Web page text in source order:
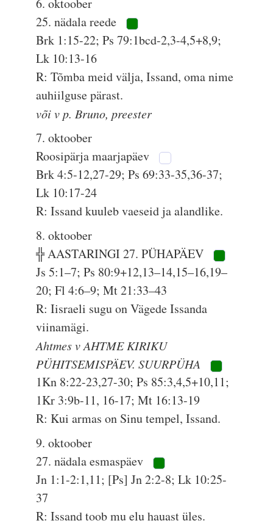
6. oktoober
25. nädala reede
Brk 1:15-22; Ps 79:1bcd-2,3-4,5+8,9;
Lk 10:13-16
R: Tõmba meid välja, Issand, oma nime
auhiilguse pärast.
või v p. Bruno, preester
7. oktoober
Roosipärja maarjapäev
Brk 4:5-12,27-29; Ps 69:33-35,36-37;
Lk 10:17-24
R: Issand kuuleb vaeseid ja alandlike.
8. oktoober
╬ AASTARINGI 27. PÜHAPÄEV
Js 5:1–7; Ps 80:9+12,13–14,15–16,19–
20; Fl 4:6–9; Mt 21:33–43
R: Iisraeli sugu on Vägede Issanda
viinamägi.
Ahtmes v AHTME KIRIKU
PÜHITSEMISPÄEV. SUURPÜHA
1Kn 8:22-23,27-30; Ps 85:3,4,5+10,11;
1Kr 3:9b-11, 16-17; Mt 16:13-19
R: Kui armas on Sinu tempel, Issand.
9. oktoober
27. nädala esmaspäev
Jn 1:1-2:1,11; [Ps] Jn 2:2-8; Lk 10:25-
37
R: Issand toob mu elu hauast üles.